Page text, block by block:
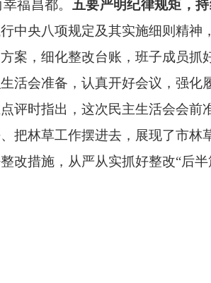
福昌都。 五要严明纪律规矩，持
中央八项规定及其实施细则精神
案，细化整改台账，班子成员
活会准备，认真开好会议，强化
评时指出，这次民主生活会会前
把林草工作摆进去，展现了市
改措施，从严从实抓好整改“后半